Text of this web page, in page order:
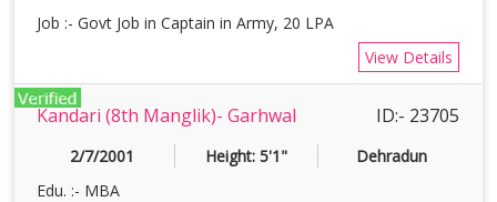
Job :- Govt Job in Captain in Army, 20 LPA
View Details
Kandari (8th Manglik)- Garhwal ID:- 23705
2/7/2001 Height: 5'1"
Dehradun
Edu. :- MBA